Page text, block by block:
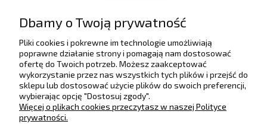
O nas
Informacje
Dbamy o Twoją prywatność
Pliki cookies i pokrewne im technologie umożliwiają
poprawne działanie strony i pomagają nam dostosować
ofertę do Twoich potrzeb. Możesz zaakceptować
wykorzystanie przez nas wszystkich tych plików i przejść do
sklepu lub dostosować użycie plików do swoich preferencji,
wybierając opcję "Dostosuj zgody".
Więcej o plikach cookies przeczytasz w naszej Polityce
prywatności.